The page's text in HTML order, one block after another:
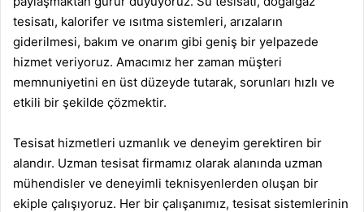
tesisatı, kalorifer ve ısıtma sistemleri, arızaların
giderilmesi, bakım ve onarım gibi geniş bir yelpazede
hizmet veriyoruz. Amacımız her zaman müşteri
memnuniyetini en üst düzeyde tutarak, sorunları hızlı ve
etkili bir şekilde çözmektir.
Tesisat hizmetleri uzmanlık ve deneyim gerektiren bir
alandır. Uzman tesisat firmamız olarak alanında uzman
mühendisler ve deneyimli teknisyenlerden oluşan bir
ekiple çalışıyoruz. Her bir çalışanımız, tesisat sistemlerinin